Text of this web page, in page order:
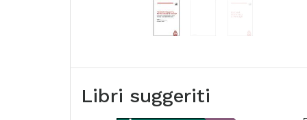
Libri suggeriti